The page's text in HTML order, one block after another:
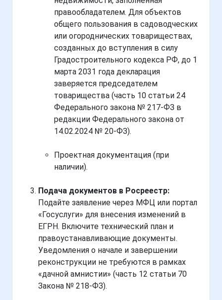
правообладателем. Для объектов
общего пользования в садоводческих
или огороднических товариществах,
созданных до вступления в силу
Градостроительного кодекса РФ, до 1
марта 2031 года декларация
заверяется председателем
товарищества (часть 10 статьи 24
Федерального закона № 217-ФЗ в
редакции Федерального закона от
14.02.2024 № 20-ФЗ).
Проектная документация (при
наличии).
Подача документов в Росреестр:
Подайте заявление через МФЦ или портал
«Госуслуги» для внесения изменений в
ЕГРН. Включите технический план и
правоустанавливающие документы.
Уведомления о начале и завершении
реконструкции не требуются в рамках
«дачной амнистии» (часть 12 статьи 70
Закона № 218-ФЗ).